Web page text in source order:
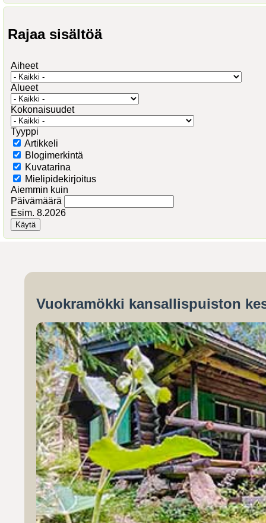
Rajaa sisältöä
Aiheet
Alueet
Kokonaisuudet
Tyyppi
Artikkeli
Blogimerkintä
Kuvatarina
Mielipidekirjoitus
Aiemmin kuin
Päivämäärä
Esim. 8.2026
Vuokramökki kansallispuiston